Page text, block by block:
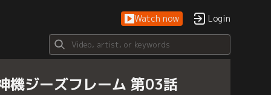
Watch now Login
機ジーズフレーム 第03話